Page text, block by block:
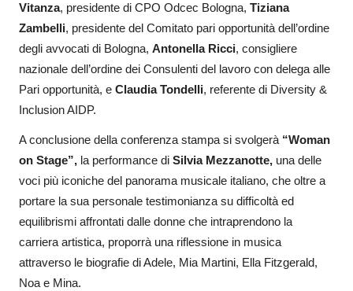
Vitanza, presidente di CPO Odcec Bologna, Tiziana
Zambelli, presidente del Comitato pari opportunità dell’ordine
degli avvocati di Bologna, Antonella Ricci, consigliere
nazionale dell’ordine dei Consulenti del lavoro con delega alle
Pari opportunità, e Claudia Tondelli, referente di Diversity &
Inclusion AIDP.
A conclusione della conferenza stampa si svolgerà “Woman
on Stage”, la performance di Silvia Mezzanotte, una delle
voci più iconiche del panorama musicale italiano, che oltre a
portare la sua personale testimonianza su difficoltà ed
equilibrismi affrontati dalle donne che intraprendono la
carriera artistica, proporrà una riflessione in musica
attraverso le biografie di Adele, Mia Martini, Ella Fitzgerald,
Noa e Mina.